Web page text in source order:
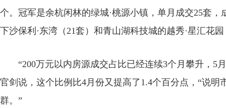
个。冠军是余杭闲林的绿城·桃源小镇，单月成交25套
下沙保利·东湾（21套）和青山湖科技城的越秀·星汇花
“200万元以内房源成交占比已经连续3个月攀升，5
官剑说，这个比例比4月份又提高了1.4个百分点，“说
群。”